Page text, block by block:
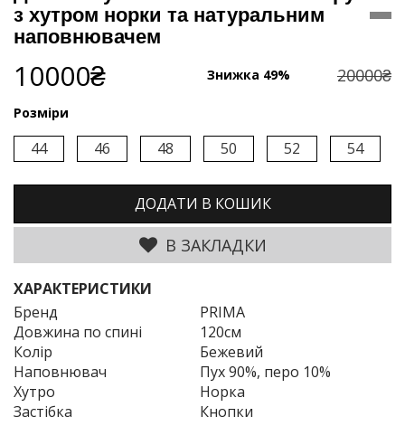
з хутром норки та натуральним
наповнювачем
10000₴ Знижка 49% 20000₴
Розміри
44 46 48 50 52 54
ДОДАТИ В КОШИК
В ЗАКЛАДКИ
ХАРАКТЕРИСТИКИ
Бренд
PRIMA
Довжина по спині
120см
Колір
Бежевий
Наповнювач
Пух 90%, перо 10%
Хутро
Норка
Застібка
Кнопки